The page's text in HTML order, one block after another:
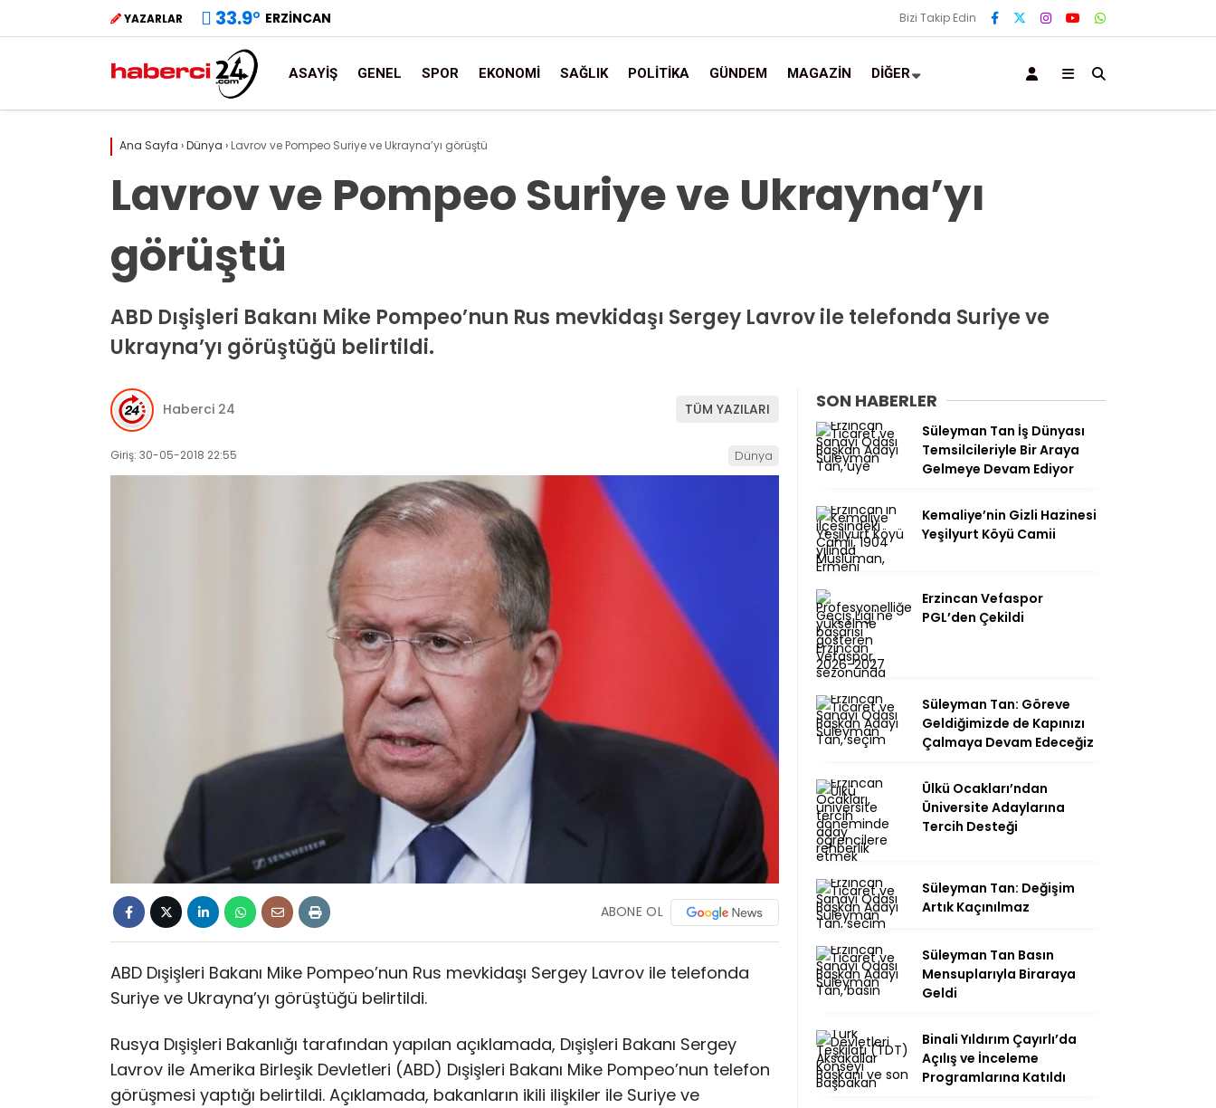
YAZARLAR 33.9° ERZINCAN Bizi Takip Edin
ASAYIŞ GENEL SPOR EKONOMI SAĞLIK POLITIKA GÜNDEM MAGAZIN DIĞER
Ana Sayfa ›Dünya › Lavrov ve Pompeo Suriye ve Ukrayna’yı görüştü
Lavrov ve Pompeo Suriye ve Ukrayna’yı
görüştü
ABD Dışişleri Bakanı Mike Pompeo’nun Rus mevkidaşı Sergey Lavrov ile telefonda Suriye ve
Ukrayna’yı görüştüğü belirtildi.
Haberci 24 TÜM YAZILARI
Giriş: 30-05-2018 22:55 Dünya
ABONE OL
ABD Dışişleri Bakanı Mike Pompeo’nun Rus mevkidaşı Sergey Lavrov ile telefonda
Suriye ve Ukrayna’yı görüştüğü belirtildi.
Rusya Dışişleri Bakanlığı tarafından yapılan açıklamada, Dışişleri Bakanı Sergey
Lavrov ile Amerika Birleşik Devletleri (ABD) Dışişleri Bakanı Mike Pompeo’nun telefon
görüşmesi yaptığı belirtildi. Açıklamada, bakanların ikili ilişkiler ile Suriye ve
SON HABERLER
Süleyman Tan İş Dünyası
Temsilcileriyle Bir Araya
Gelmeye Devam Ediyor
Kemaliye’nin Gizli Hazinesi
Yeşilyurt Köyü Camii
Erzincan Vefaspor
PGL’den Çekildi
Süleyman Tan: Göreve
Geldiğimizde de Kapınızı
Çalmaya Devam Edeceğiz
Ülkü Ocakları’ndan
Üniversite Adaylarına
Tercih Desteği
Süleyman Tan: Değişim
Artık Kaçınılmaz
Süleyman Tan Basın
Mensuplarıyla Biraraya
Geldi
Binali Yıldırım Çayırlı’da
Açılış ve İnceleme
Programlarına Katıldı